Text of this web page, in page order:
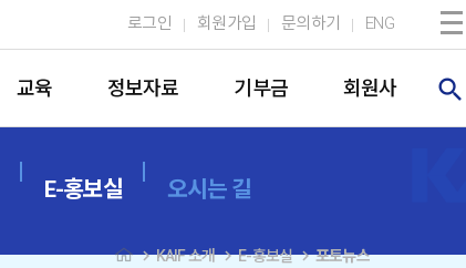
로그인 회원가입 문의하기 ENG
교육 정보자료 기부금 회원사 search
E-홍보실 오시는 길
navigate_nextKAIF 소개navigate_nextE-홍보실navigate_next포토뉴스